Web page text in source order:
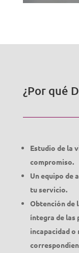
¿Por qué
Estudio de la
compromiso.
Un equipo de
tu servicio.
Obtención de
íntegra de las
incapacidad